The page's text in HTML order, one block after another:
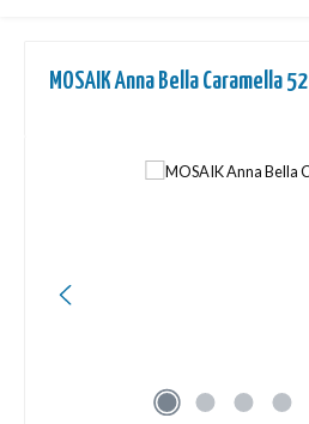
MOSAIK Anna Bella Caramella 52
Bildergalerie überspringen